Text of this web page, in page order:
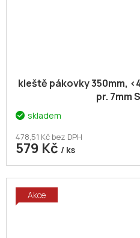
kleště pákovky 350mm,
pr. 7mm
skladem
478,51 Kč bez DPH
579 Kč / ks
Akce